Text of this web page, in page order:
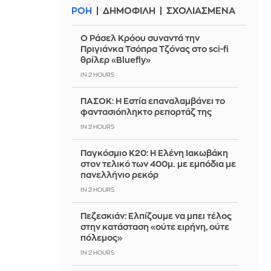
ΡΟΗ ΔΗΜΟΦΙΛΗ ΣΧΟΛΙΑΣΜΕΝΑ
Ο Ράσελ Κρόου συναντά την
Πριγιάνκα Τσόπρα Τζόνας στο sci-fi
θρίλερ «Bluefly»
IN 2 HOURS
ΠΑΣΟΚ: Η Εστία επαναλαμβάνει το
φαντασιόπληκτο ρεπορτάζ της
IN 2 HOURS
Παγκόσμιο Κ20: Η Ελένη Ιακωβάκη
στον τελικό των 400μ. με εμπόδια με
πανελλήνιο ρεκόρ
IN 2 HOURS
Πεζεσκιάν: Ελπίζουμε να μπει τέλος
στην κατάσταση «ούτε ειρήνη, ούτε
πόλεμος»
IN 2 HOURS